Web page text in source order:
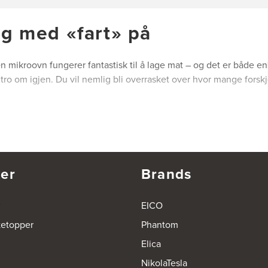
med «fart» på
fungerer fantastisk til å lage mat – og det er både
om igjen. Du vil nemlig bli overrasket over hvor mange
vesken som er inneholdt i maten. Det betyr at maten blir
i ovnen.
Faktisk kan man tilberede et helt måltid med både kjøtt,
en kake.
grenser for den kreative kokekunsten i kjøkkenet.
Brands
EICO
Phantom
Elica
NikolaTesla